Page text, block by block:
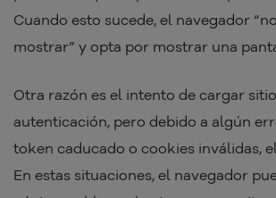
Cuando esto sucede, el navegador
mostrar” y opta por mostrar una
Otra razón es el intento de cargar
autenticación, pero debido a algún
token caducado o cookies inválidas,
En estas situaciones, el navegador